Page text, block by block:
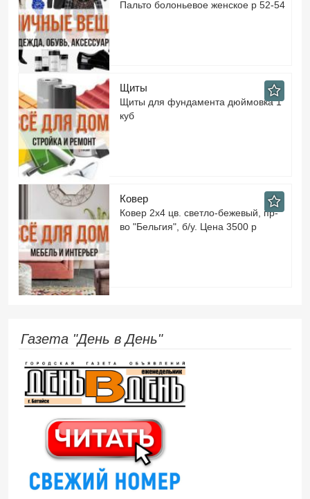
Пальто болоньевое женское р 52-54
Щиты
Щиты для фундамента дюймовка 1
куб
Ковер
Ковер 2х4 цв. светло-бежевый, пр-
во "Бельгия", б/у. Цена 3500 р
Газета "День в День"